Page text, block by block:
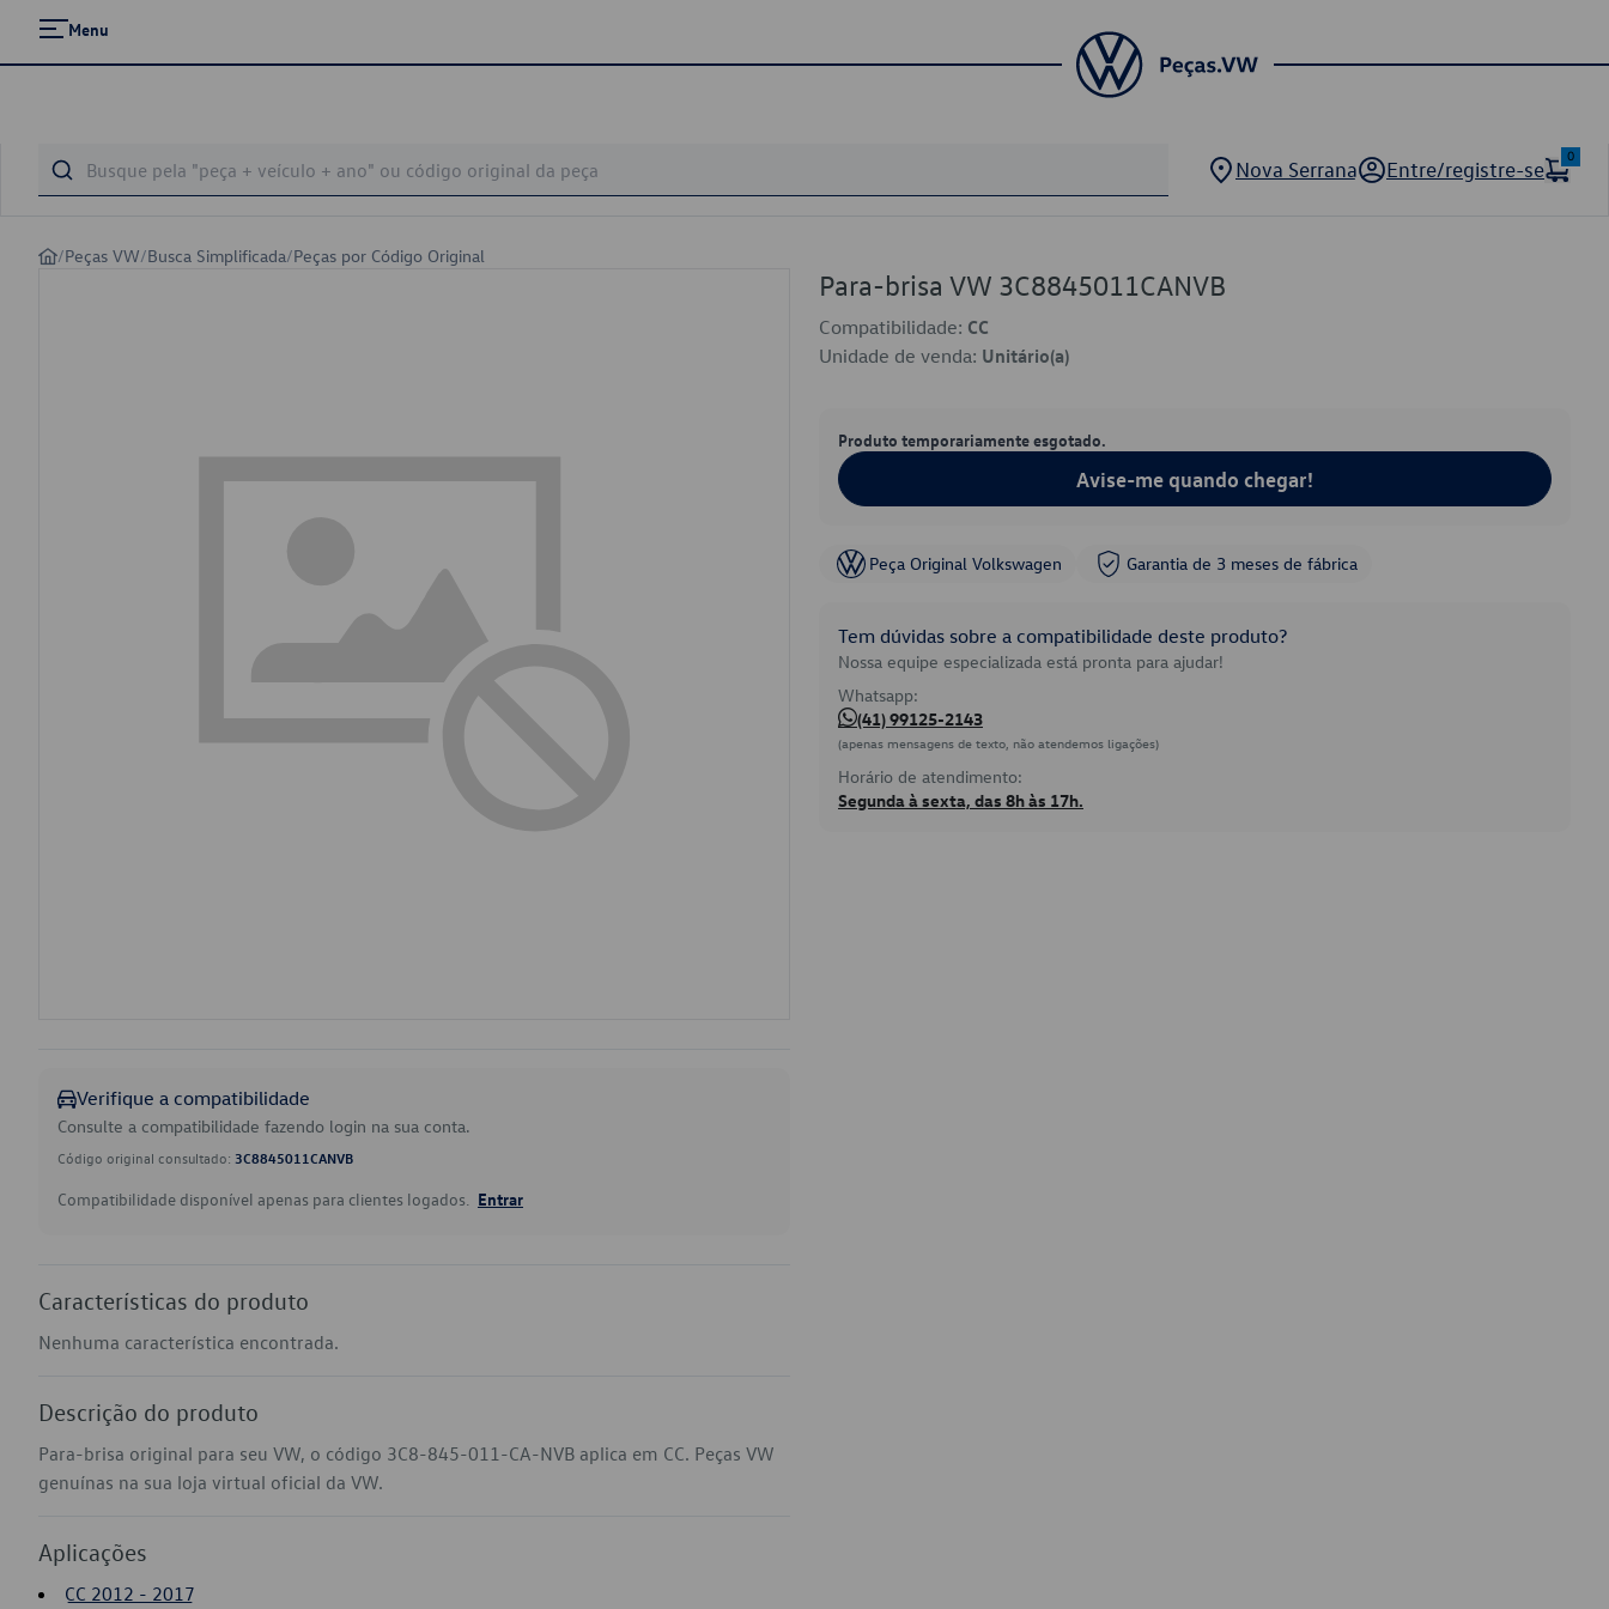
Menu
Nova Serrana Entre/registre-se
0
/Peças VW/Busca Simplificada/Peças por Código Original
Verifique a compatibilidade
Consulte a compatibilidade fazendo login na sua conta.
Código original consultado: 3C8845011CANVB
Compatibilidade disponível apenas para clientes logados. Entrar
Características do produto
Nenhuma característica encontrada.
Descrição do produto
Para-brisa original para seu VW, o código 3C8-845-011-CA-NVB aplica em CC. Peças VW
genuínas na sua loja virtual oficial da VW.
Aplicações
CC 2012 - 2017
Para-brisa VW 3C8845011CANVB
Compatibilidade: CC
Unidade de venda: Unitário(a)
Produto temporariamente esgotado.
Avise-me quando chegar!
Peça Original Volkswagen Garantia de 3 meses de fábrica
Tem dúvidas sobre a compatibilidade deste produto?
Nossa equipe especializada está pronta para ajudar!
Whatsapp:
(41) 99125-2143
(apenas mensagens de texto, não atendemos ligações)
Horário de atendimento:
Segunda à sexta, das 8h às 17h.